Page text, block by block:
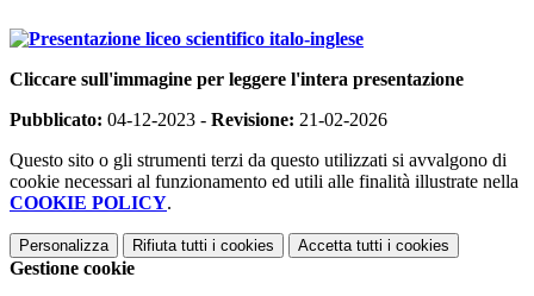
Cliccare sull'immagine per leggere l'intera presentazione
Pubblicato: 04-12-2023 - Revisione: 21-02-2026
Questo sito o gli strumenti terzi da questo utilizzati si avvalgono di
cookie necessari al funzionamento ed utili alle finalità illustrate nella
COOKIE POLICY.
Personalizza Rifiuta tutti i cookies Accetta tutti i cookies
Gestione cookie